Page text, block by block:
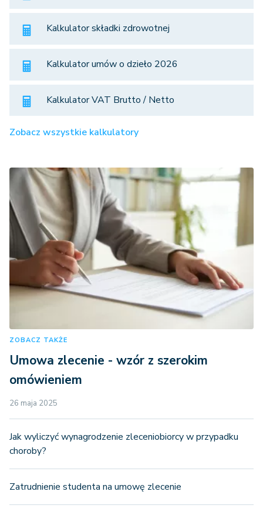
Kalkulator składki zdrowotnej
Kalkulator umów o dzieło 2026
Kalkulator VAT Brutto / Netto
Zobacz wszystkie kalkulatory
ZOBACZ TAKŻE
Umowa zlecenie - wzór z szerokim
omówieniem
26 maja 2025
Jak wyliczyć wynagrodzenie zleceniobiorcy w przypadku
choroby?
Zatrudnienie studenta na umowę zlecenie